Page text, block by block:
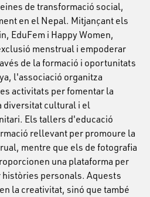
de transformació social,
en el Nepal. Mitjançant els
EduFem i Happy Women,
menstrual i empoderar
de la formació i oportunitats
l'associació organitza
activitats per fomentar la
diversitat cultural i el
Els tallers d'educació
rellevant per promoure la
mentre que els de fotografia
una plataforma per
personals. Aquests
la creativitat, sinó que també